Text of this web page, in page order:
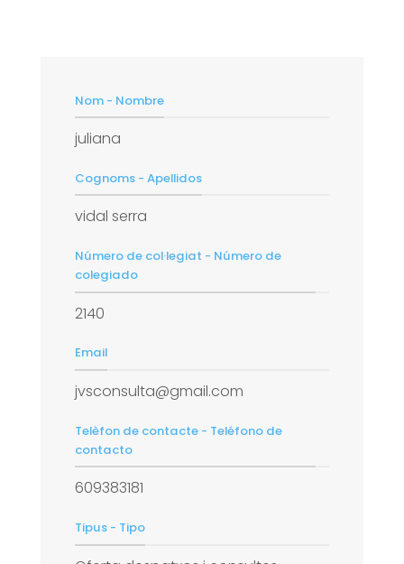
Nom - Nombre
juliana
Cognoms - Apellidos
vidal serra
Número de col·legiat - Número de
colegiado
2140
Email
jvsconsulta@gmail.com
Telèfon de contacte - Teléfono de
contacto
609383181
Tipus - Tipo